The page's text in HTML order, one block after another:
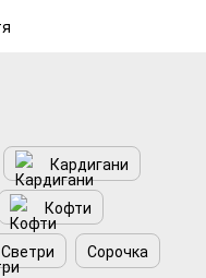
Кардигани
Кофти
Светри
Сорочка